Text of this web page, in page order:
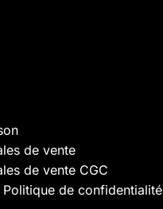
de vente
de vente CGC
Politique de confidentialité